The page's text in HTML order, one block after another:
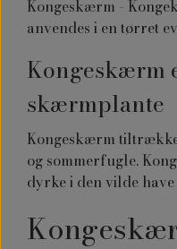
Kongeskærm -
anvendes i en tørret
Kongeskærm
skærmplante
Kongeskærm
og sommerfugle.
dyrke i den vilde